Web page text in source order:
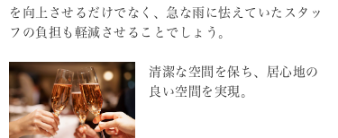
を向上させるだけでなく、急な雨に怯えていたスタッ
フの負担も軽減させることでしょう。
清潔な空間を保ち、居心地の
良い空間を実現。